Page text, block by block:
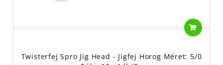
Twisterfej Spro Jig Head - Jigfej Horog Méret: 5/0